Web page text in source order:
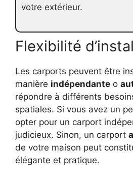
votre extérieur.
Flexibilité
Les carports peuvent être
manière indépendante o
répondre à différents
spatiales. Si vous avez un
opter pour un carport
judicieux. Sinon, un carport
de votre maison peut
élégante et pratique.